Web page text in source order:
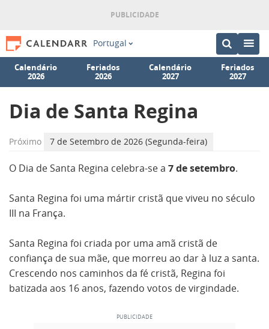
Portugal
Calendário
2026
Feriados
2026
Calendário
2027
Feriados
2027
Dia de Santa Regina
Próximo 7 de Setembro de 2026 (Segunda-feira)
O Dia de Santa Regina celebra-se a 7 de setembro.
Santa Regina foi uma mártir cristã que viveu no século
III na França.
Santa Regina foi criada por uma amã cristã de
confiança de sua mãe, que morreu ao dar à luz a santa.
Crescendo nos caminhos da fé cristã, Regina foi
batizada aos 16 anos, fazendo votos de virgindade.